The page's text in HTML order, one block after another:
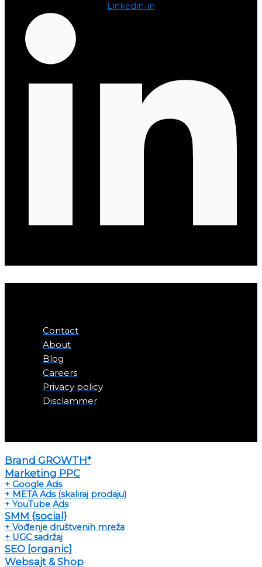
Linkedin-in
Contact
About
Blog
Careers
Privacy policy
Disclammer
Brand GROWTH*
Marketing PPC
+ Google Ads
+ META Ads (skaliraj prodaju)
+ YouTube Ads
SMM {social}
+ Vođenje društvenih mreža
+ UGC sadržaj
SEO [organic]
Websajt & Shop